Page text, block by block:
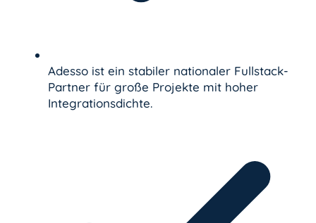
Adesso ist ein stabiler nationaler Fullstack-
Partner für große Projekte mit hoher
Integrationsdichte.